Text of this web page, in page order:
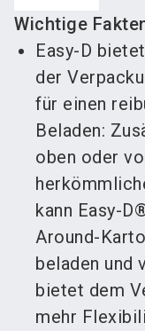
Wichtige
Easy-D
der
für einen
Beladen:
oben oder
kann Easy-
Around-
beladen und
bietet dem
mehr